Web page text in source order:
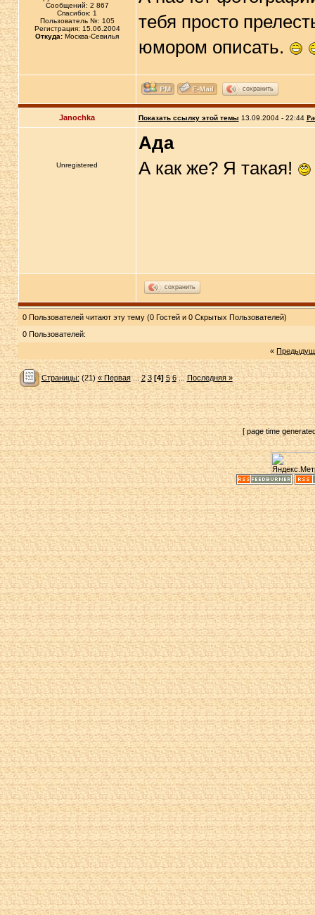
Сообщений: 2 867
Спасибок: 1
Пользователь №: 105
Регистрация: 15.06.2004
Откуда: Москва-Севилья
тебя просто
юмором описать.
сохранить
Janochka Показать ссылку этой темы 13.09.2004 - 22:44
Unregistered
Ада
А как же? Я такая!
сохранить
0 Пользователей читают эту тему (0 Гостей и 0 Скрытых Пользователей)
0 Пользователей:
«
Страницы:(21)« Первая...2 3 [4] 5 6...Последняя »
[ page time